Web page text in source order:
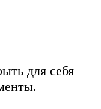
для себя